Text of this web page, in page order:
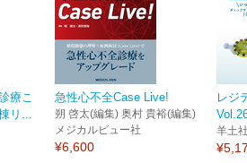
療こ
リ...
急性心不全Case Live!
朔 啓太(編集) 奥村 貴裕(編集)
メジカルビュー社
¥6,600
レジ
羊土社